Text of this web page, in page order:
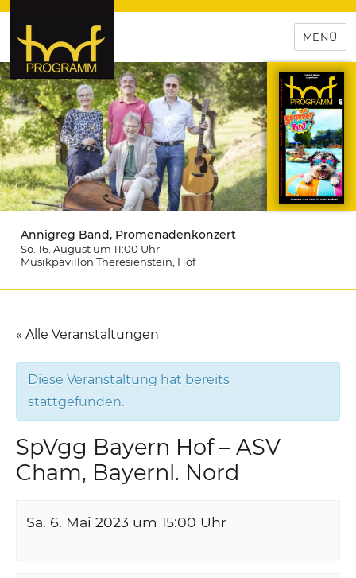
hof-programm – das
Veranstaltungsportal für
Hochfranken
MENÜ
Annigreg Band, Promenadenkonzert
So. 16. August um 11:00 Uhr
Musikpavillon Theresienstein , Hof
« Alle Veranstaltungen
Diese Veranstaltung hat bereits
stattgefunden.
SpVgg Bayern Hof – ASV
Cham, Bayernl. Nord
Sa. 6. Mai 2023 um 15:00 Uhr